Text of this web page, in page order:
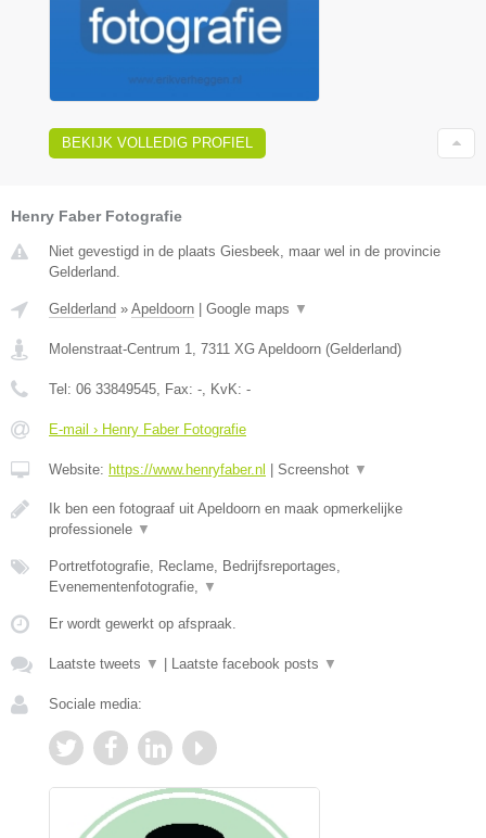
BEKIJK VOLLEDIG PROFIEL
Henry Faber Fotografie
Niet gevestigd in de plaats Giesbeek, maar wel in de provincie
Gelderland.
Gelderland » Apeldoorn Google maps ▼
Molenstraat-Centrum 1, 7311 XG Apeldoorn (Gelderland)
Tel: 06 33849545, Fax: -, KvK: -
E-mail › Henry Faber Fotografie
Website: https://www.henryfaber.nl Screenshot ▼
Ik ben een fotograaf uit Apeldoorn en maak opmerkelijke
professionele ▼
Portretfotografie, Reclame, Bedrijfsreportages,
Evenementenfotografie, ▼
Er wordt gewerkt op afspraak.
Laatste tweets ▼ Laatste facebook posts ▼
Sociale media: